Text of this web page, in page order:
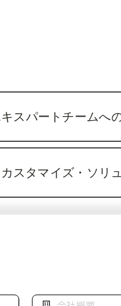
スパートチームへ
カスタマイズ・ソリ